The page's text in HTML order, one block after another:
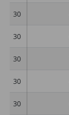
30
30
30
30
30